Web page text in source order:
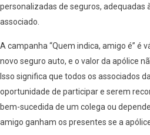
personalizadas de seguros, adequadas
associado.
A campanha “Quem indica, amigo é” é
novo seguro auto, e o valor da apólice
Isso significa que todos os associados
oportunidade de participar e serem
bem-sucedida de um colega ou
amigo ganham os presentes se a